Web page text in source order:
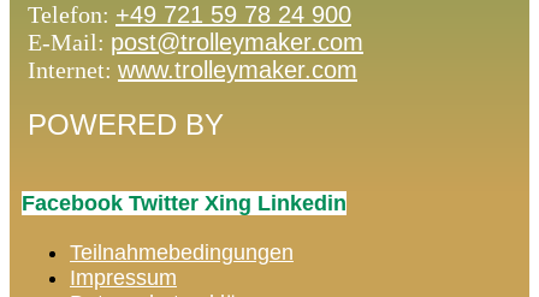
Telefon: +49 721 59 78 24 900
E-Mail: post@trolleymaker.com
Internet: www.trolleymaker.com
POWERED BY
Facebook Twitter Xing Linkedin
Teilnahmebedingungen
Impressum